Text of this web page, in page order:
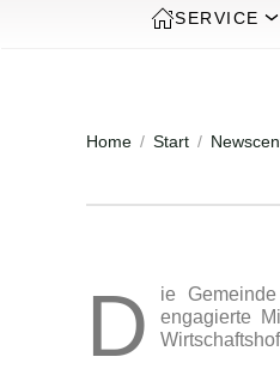
SERVICE
Home Start
D
ie
engagierte